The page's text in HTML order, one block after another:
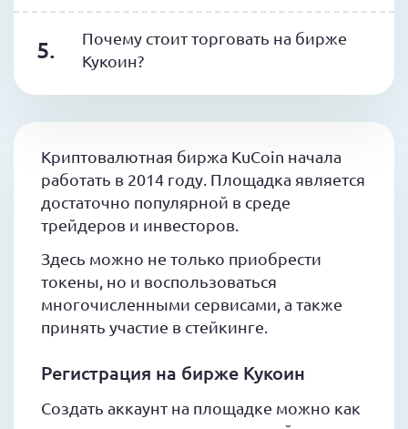
Почему стоит торговать на бирже
Кукоин?
Криптовалютная биржа KuCoin начала
работать в 2014 году. Площадка является
достаточно популярной в среде
трейдеров и инвесторов.
Здесь можно не только приобрести
токены, но и воспользоваться
многочисленными сервисами, а также
принять участие в стейкинге.
Регистрация на бирже Кукоин
Создать аккаунт на площадке можно как